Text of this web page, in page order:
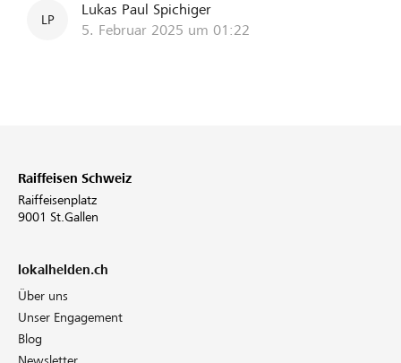
LP
Lukas Paul Spichiger
5. Februar 2025 um 01:22
Raiffeisen Schweiz
Raiffeisenplatz
9001 St.Gallen
lokalhelden.ch
Über uns
Unser Engagement
Blog